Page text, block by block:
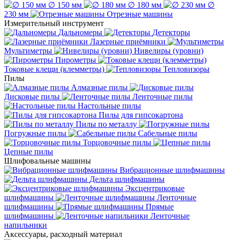
∅ 150 мм
∅ 180 мм
∅
230 мм
Отрезные машины
Измерительный инструмент
Дальномеры
Детекторы
Лазерные приёмники
Мультиметры
Нивелиры (уровни)
Пирометры
Токовые клещи (клемметры)
Тепловизоры
Пилы
Алмазные пилы
Дисковые пилы
Ленточные пилы
Настольные пилы
Пилы для гипсокартона
Пилы по металлу
Погружные пилы
Сабельные пилы
Торцовочные пилы
Цепные пилы
Шлифовальные машины
Вибрационные шлифмашины
Дельта шлифмашины
Эксцентриковые
шлифмашины
Ленточные
шлифмашины
Прямые
шлифмашины
Ленточные
напильники
Аксессуары, расходный материал